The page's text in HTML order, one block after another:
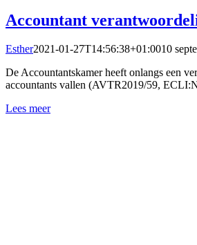
Accountant
Esther2021-01-27T14:56:38+01:0010
De Accountantskamer heeft onlangs een
accountants vallen (AVTR2019/59,
Lees meer